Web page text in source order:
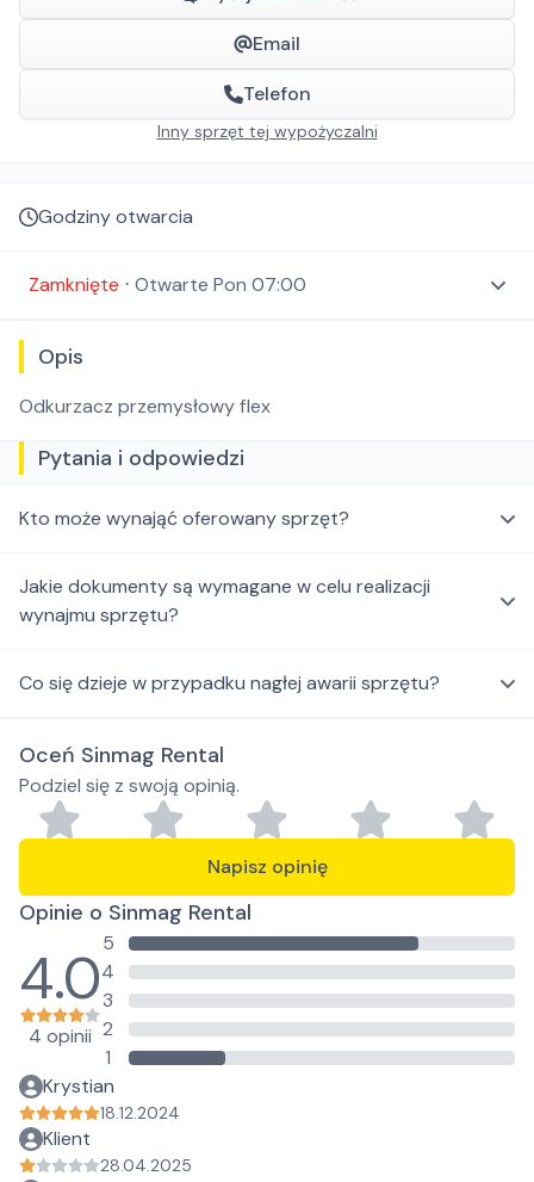
Email
Telefon
Inny sprzęt tej wypożyczalni
Godziny otwarcia
Zamknięte ⋅ Otwarte Pon 07:00
Opis
Odkurzacz przemysłowy flex
Pytania i odpowiedzi
Kto może wynająć oferowany sprzęt?
Jakie dokumenty są wymagane w celu realizacji
wynajmu sprzętu?
Co się dzieje w przypadku nagłej awarii sprzętu?
Oceń Sinmag Rental
Podziel się z swoją opinią.
Napisz opinię
Opinie o Sinmag Rental
4.0
4 opinii
5
4
3
2
1
Krystian
18.12.2024
Klient
28.04.2025